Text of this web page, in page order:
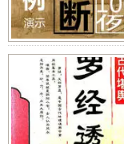
劳苦的科学内涵
女士绝大多数在
可是她们在感情
意跟本身过一
不够好，只是她